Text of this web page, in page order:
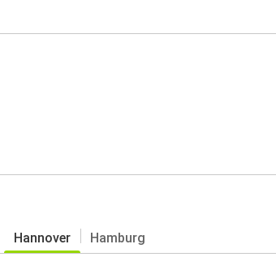
Hannover Hamburg